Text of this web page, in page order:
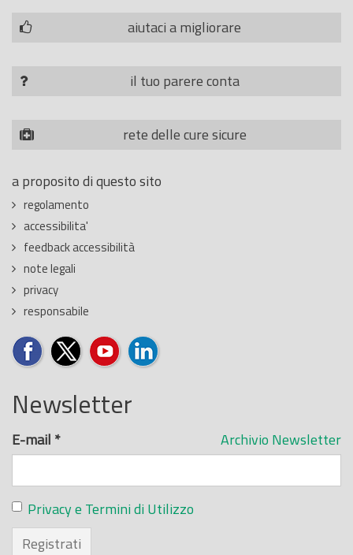
aiutaci a migliorare
il tuo parere conta
rete delle cure sicure
a proposito di questo sito
regolamento
accessibilita'
feedback accessibilità
note legali
privacy
responsabile
Newsletter
Archivio Newsletter
E-mail *
Privacy e Termini di Utilizzo
Registrati